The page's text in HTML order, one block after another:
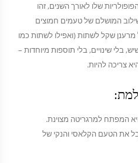
שלו לאורך השנים, זהו
המושלם של טעמים חמוצים
שקל לשתות (ואפילו לשתות כמו
בלי שינויים, בלי תוספות מיוחדות –
צריכה להיות.
המפתח למרגריטה מצוינת.
את הטעם הקלאסי והנקי של